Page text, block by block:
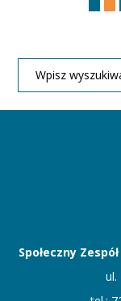
Społeczny
ul.